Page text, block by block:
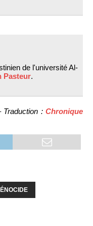
de l'université Al-
Pasteur.
: Chronique